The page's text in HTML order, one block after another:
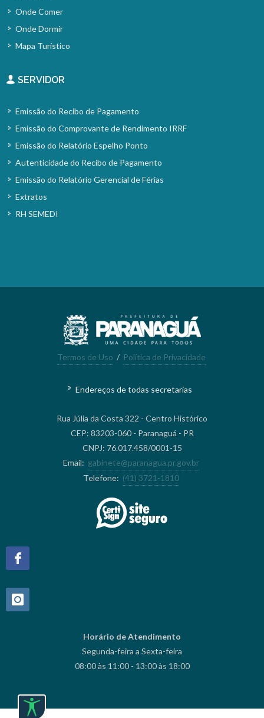
Onde Comer
Onde Dormir
Mapa Turístico
SERVIDOR
Emissão do Recibo de Pagamento
Emissão do Comprovante de Rendimento IRRF
Emissão do Relatório Espelho Ponto
Autenticidade do Recibo de Pagamento
Emissão do Relatório Gerencial de Férias
Extratos
RH SEMEDI
Termos de Uso / Política de Privacidade
Endereços de todas secretarias
Rua Júlia da Costa 322 - Centro Histórico
CEP: 83203-060 - Paranaguá - PR
CNPJ: 76.017.458/0001-15
Email: gabinete@paranagua.pr.gov.br
Telefone: (41) 3721-1810
Horário de Atendimento
Segunda-feira a Sexta-feira
08:00 às 11:00 - 13:00 às 18:00